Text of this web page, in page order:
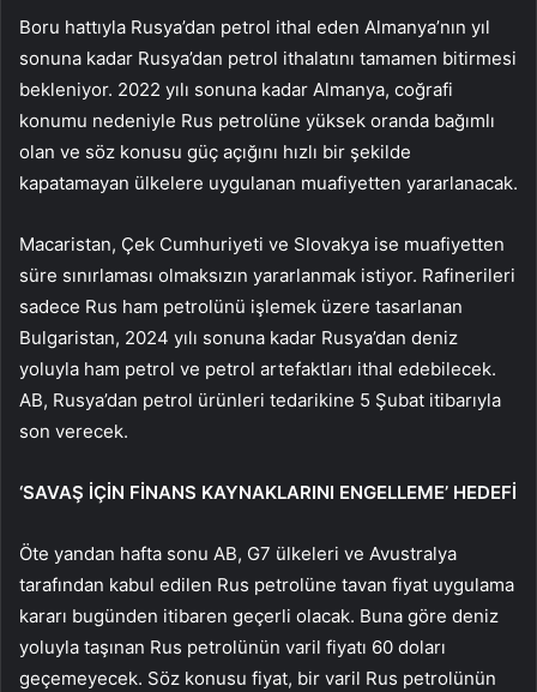
Boru hattıyla Rusya’dan petrol ithal eden Almanya’nın yıl
sonuna kadar Rusya’dan petrol ithalatını tamamen bitirmesi
bekleniyor. 2022 yılı sonuna kadar Almanya, coğrafi
konumu nedeniyle Rus petrolüne yüksek oranda bağımlı
olan ve söz konusu güç açığını hızlı bir şekilde
kapatamayan ülkelere uygulanan muafiyetten yararlanacak.
Macaristan, Çek Cumhuriyeti ve Slovakya ise muafiyetten
süre sınırlaması olmaksızın yararlanmak istiyor. Rafinerileri
sadece Rus ham petrolünü işlemek üzere tasarlanan
Bulgaristan, 2024 yılı sonuna kadar Rusya’dan deniz
yoluyla ham petrol ve petrol artefaktları ithal edebilecek.
AB, Rusya’dan petrol ürünleri tedarikine 5 Şubat itibarıyla
son verecek.
‘SAVAŞ İÇİN FİNANS KAYNAKLARINI ENGELLEME’ HEDEFİ
Öte yandan hafta sonu AB, G7 ülkeleri ve Avustralya
tarafından kabul edilen Rus petrolüne tavan fiyat uygulama
kararı bugünden itibaren geçerli olacak. Buna göre deniz
yoluyla taşınan Rus petrolünün varil fiyatı 60 doları
geçemeyecek. Söz konusu fiyat, bir varil Rus petrolünün